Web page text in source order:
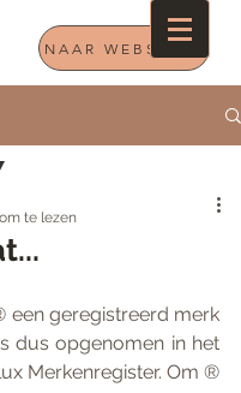
NAAR WEBSHOP
te lezen
een geregistreerd merk
dus opgenomen in het
Merkenregister. Om ®